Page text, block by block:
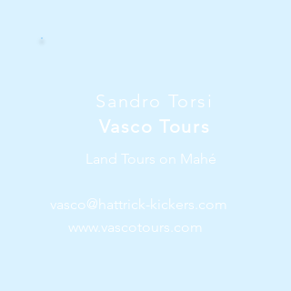
Sandro Torsi
Vasco Tours
Land Tours on Mahé
vasco@hattrick-kickers.com
www.vascotours.com